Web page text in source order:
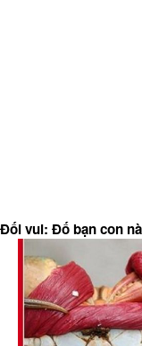
Đối vui: Đố bạn con